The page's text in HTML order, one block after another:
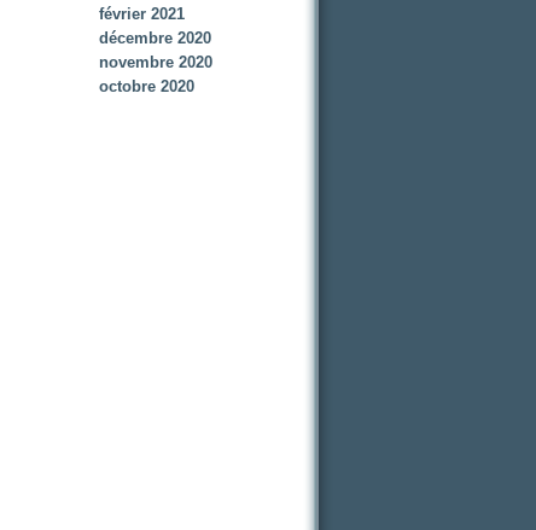
février 2021
décembre 2020
novembre 2020
octobre 2020